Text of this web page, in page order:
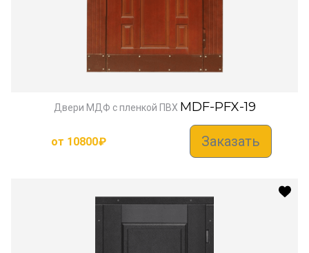
Двери МДФ с пленкой ПВХ MDF-PFX-19
от 10800₽ Заказать